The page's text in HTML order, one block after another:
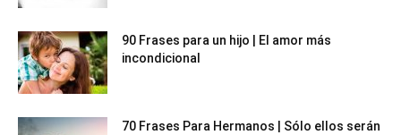
90 Frases para un hijo | El amor más
incondicional
70 Frases Para Hermanos | Sólo ellos serán